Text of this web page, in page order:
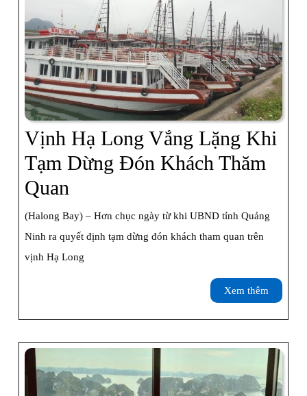
Vịnh Hạ Long Vắng Lặng Khi
Tạm Dừng Đón Khách Thăm
Quan
Hạ
Long
Vắng
Đón
(Halong Bay) – Hơn chục ngày từ khi UBND tỉnh Quảng
Ninh ra quyết định tạm dừng đón khách tham quan trên
vịnh Hạ Long
Xem thêm
thêm